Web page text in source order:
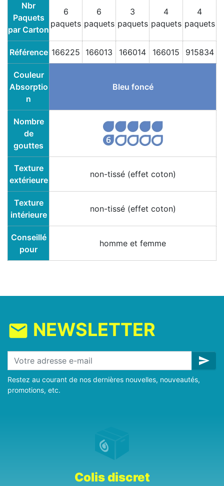
Nbr
Paquets
par Carton
6
paquets
6
paquets
3
paquets
4
paquets
4
paquets
Référence 166225 166013 166014 166015 915834
Couleur
Absorptio
n
Bleu foncé
Nombre
de
gouttes
Texture
extérieure
non-tissé (effet coton)
Texture
intérieure
non-tissé (effet coton)
Conseillé
pour
homme et femme
mail NEWSLETTER
send
Restez au courant de nos dernières nouvelles, nouveautés,
promotions, etc.
Colis discret